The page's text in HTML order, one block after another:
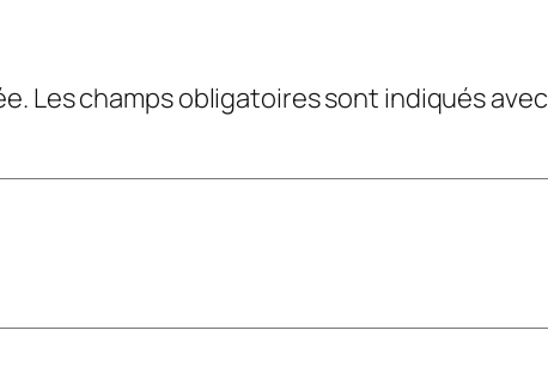
Les champs obligatoires sont indiqués